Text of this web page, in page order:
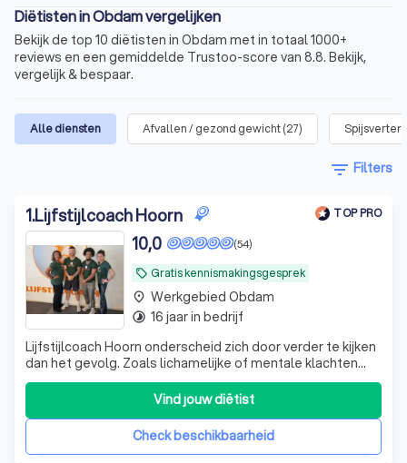
Diëtisten in Obdam vergelijken
Bekijk de top 10 diëtisten in Obdam met in totaal 1000+
reviews en een gemiddelde Trustoo-score van 8.8. Bekijk,
vergelijk & bespaar.
Alle diensten Afvallen / gezond gewicht(27)
filter_list Filters
1.Lijfstijlcoach Hoorn TOP PRO
local_offer Gratis kennismakingsgesprek
(54)
10,0
Lijfstijlcoach Hoorn onderscheid zich door verder te kijken
dan het gevolg. Zoals lichamelijke of mentale klachten
overgewicht en stress. Wij gaan opzoek naar de oorzaak,
Check beschikbaarheid
Vind jouw diëtist
place Werkgebied Obdam
timelapse 16 jaar in bedrijf